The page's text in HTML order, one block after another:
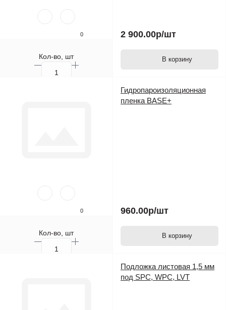
0
Кол-во, шт
2 900.00р/шт
В корзину
0
Кол-во, шт
Гидропароизоляционная
пленка BASE+
960.00р/шт
В корзину
Подложка листовая 1,5 мм
под SPC, WPC, LVT